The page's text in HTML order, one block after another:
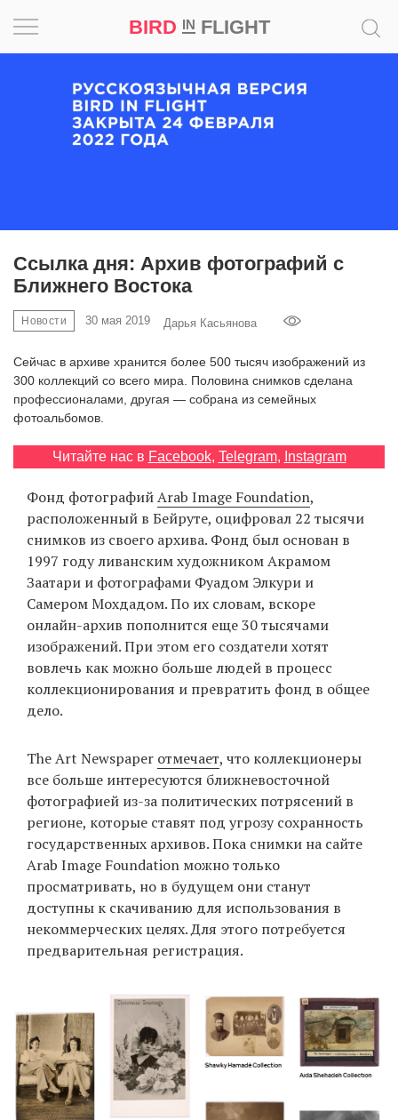
BIRD INFLIGHT
Ссылка дня: Архив фотографий с
Ближнего Востока
Новости 30 мая 2019 Дарья Касьянова
Сейчас в архиве хранится более 500 тысяч изображений из
300 коллекций со всего мира. Половина снимков сделана
профессионалами, другая — собрана из семейных
фотоальбомов.
Читайте нас в Facebook, Telegram, Instagram
Фонд фотографийArab Image Foundation,
расположенный в Бейруте, оцифровал 22 тысячи
снимков из своего архива. Фонд был основан в
1997 году ливанским художником Акрамом
Заатари и фотографами Фуадом Элкури и
Самером Мохдадом. По их словам, вскоре
онлайн-архив пополнится еще 30 тысячами
изображений. При этом его создатели хотят
вовлечь как можно больше людей в процесс
коллекционирования и превратить фонд в общее
дело.
The Art Newspaper отмечает, что коллекционеры
все больше интересуются ближневосточной
фотографией из-за политических потрясений в
регионе, которые ставят под угрозу сохранность
государственных архивов. Пока снимки на сайте
Arab Image Foundation можно только
просматривать, но в будущем они станут
доступны к скачиванию для использования в
некоммерческих целях. Для этого потребуется
предварительная регистрация.